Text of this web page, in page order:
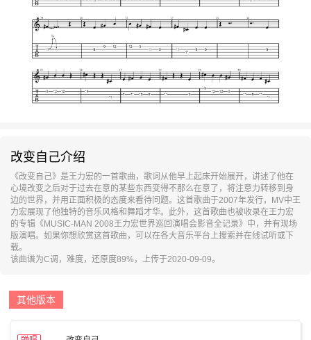
改变自己介绍
《改变自己》是王力宏的一首歌曲，歌词从他早上起床开始展开，讲述了他在
心境改变之后对于过去在意的某些东西变得不那么在意了，将注意力转移到身
边的世界，并用正面积极的态度来看待问题。这首歌曲于2007年发行，MV中王
力宏展现了他独特的音乐风格和舞蹈才华。此外，这首歌曲也被收录在王力宏
的专辑《MUSIC-MAN 2008王力宏世界巡回演唱会影音全记录》中，并有现场
版演唱。如果你想欣赏这首歌曲，可以在各大音乐平台上搜索并在线试听或下
载。
该曲谱为C调，难度，还原度89%，上传于2020-09-09。
其他版本